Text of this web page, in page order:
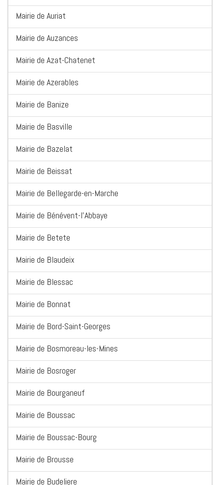
Mairie de Auriat
Mairie de Auzances
Mairie de Azat-Chatenet
Mairie de Azerables
Mairie de Banize
Mairie de Basville
Mairie de Bazelat
Mairie de Beissat
Mairie de Bellegarde-en-Marche
Mairie de Bénévent-l'Abbaye
Mairie de Betete
Mairie de Blaudeix
Mairie de Blessac
Mairie de Bonnat
Mairie de Bord-Saint-Georges
Mairie de Bosmoreau-les-Mines
Mairie de Bosroger
Mairie de Bourganeuf
Mairie de Boussac
Mairie de Boussac-Bourg
Mairie de Brousse
Mairie de Budeliere